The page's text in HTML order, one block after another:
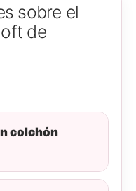
sobre el
de
colchón